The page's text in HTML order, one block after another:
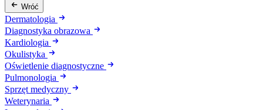
Wróć
Dermatologia
Diagnostyka obrazowa
Kardiologia
Okulistyka
Oświetlenie diagnostyczne
Pulmonologia
Sprzęt medyczny
Weterynaria